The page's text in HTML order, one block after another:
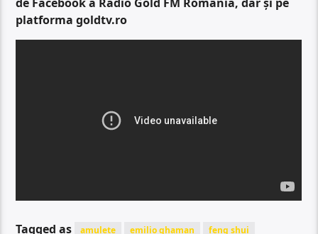
platforma goldtv.ro
Tagged as amulete emilio ghaman feng shui